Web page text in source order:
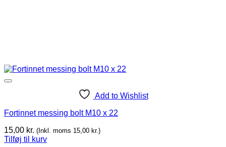
Add to Wishlist
Fortinnet messing bolt M10 x 22
15,00 kr. (Inkl. moms 15,00 kr.)
Tilføj til kurv